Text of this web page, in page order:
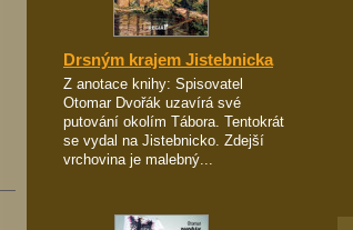
Drsným krajem Jistebnicka
Z anotace knihy: Spisovatel
Otomar Dvořák uzavírá své
putování okolím Tábora. Tentokrát
se vydal na Jistebnicko. Zdejší
vrchovina je malebný...